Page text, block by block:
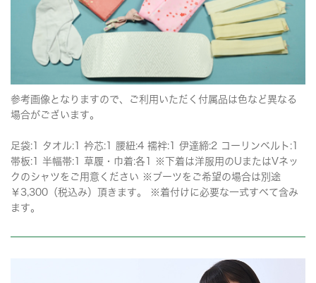
参考画像となりますので、ご利用いただく付属品は色など異なる
場合がございます。
足袋:1 タオル:1 衿芯:1 腰紐:4 襦袢:1 伊達締:2 コーリンベルト:1
帯板:1 半幅帯:1 草履・巾着:各1 ※下着は洋服用のUまたはVネッ
クのシャツをご用意ください ※ブーツをご希望の場合は別途
￥3,300（税込み）頂きます。 ※着付けに必要な一式すべて含み
ます。